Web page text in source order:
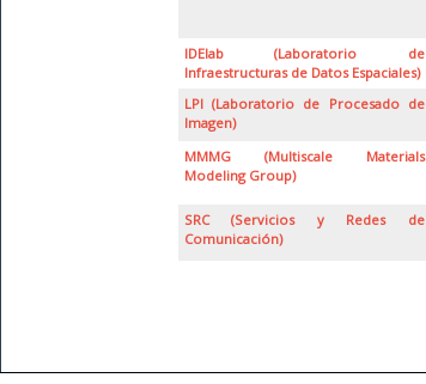
IDElab (Laboratorio de
Infraestructuras de Datos Espaciales)
LPI (Laboratorio de Procesado de
Imagen)
MMMG (Multiscale Materials
Modeling Group)
SRC (Servicios y Redes de
Comunicación)